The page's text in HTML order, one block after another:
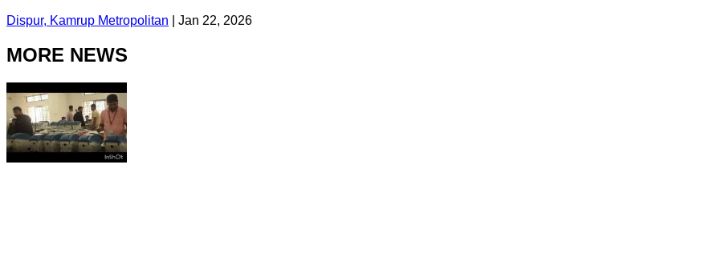
Dispur, Kamrup Metropolitan Jan 22, 2026
MORE NEWS